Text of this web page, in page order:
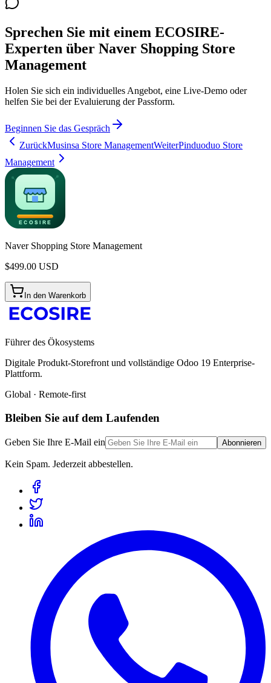
Sprechen Sie mit einem ECOSIRE-
Experten über Naver Shopping Store
Management
Holen Sie sich ein individuelles Angebot, eine Live-Demo oder
helfen Sie bei der Evaluierung der Passform.
Beginnen Sie das Gespräch
ZurückMusinsa Store ManagementWeiterPinduoduo Store
Management
Naver Shopping Store Management
$499.00 USD
In den Warenkorb
Führer des Ökosystems
Digitale Produkt-Storefront und vollständige Odoo 19 Enterprise-
Plattform.
Global · Remote-first
Bleiben Sie auf dem Laufenden
Geben Sie Ihre E-Mail ein Abonnieren
Kein Spam. Jederzeit abbestellen.